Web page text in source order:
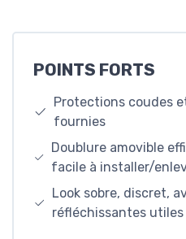
POINTS FORTS
Protections coudes
fournies
Doublure amovible
facile à installer/
Look sobre, discret,
réfléchissantes